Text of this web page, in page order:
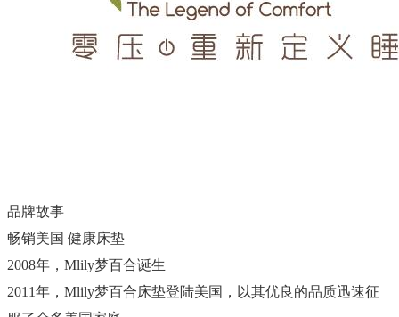
品牌故事
畅销美国 健康床垫
2008年， Mlily梦百合诞生
2011年， Mlily梦百合床垫登陆美国，以其优良的品质迅速征